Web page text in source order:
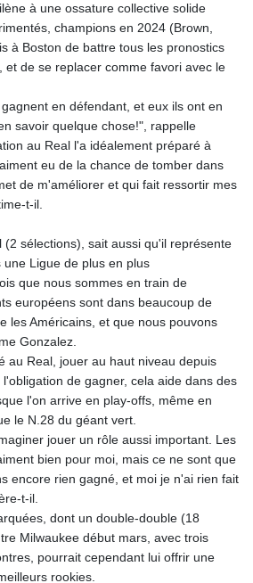
à une ossature collective solide
champions en 2024 (Brown,
à Boston de battre tous les pronostics
et de se replacer comme favori avec le
en défendant, et eux ils ont en
savoir quelque chose!", rappelle
au Real l'a idéalement préparé à
eu de la chance de tomber dans
de m'améliorer et qui fait ressortir mes
t-il.
(2 sélections), sait aussi qu'il représente
Ligue de plus en plus
que nous sommes en train de
européens sont dans beaucoup de
les Américains, et que nous pouvons
Gonzalez.
au Real, jouer au haut niveau depuis
de gagner, cela aide dans des
l'on arrive en play-offs, même en
le N.28 du géant vert.
jouer un rôle aussi important. Les
bien pour moi, mais ce ne sont que
encore rien gagné, et moi je n'ai rien fait
t-il.
dont un double-double (18
Milwaukee début mars, avec trois
pourrait cependant lui offrir une
rookies.